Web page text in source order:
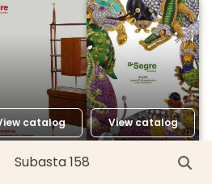
catalog View catalog
Subasta 158